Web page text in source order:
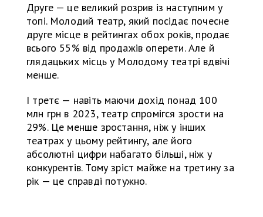
Друге — це великий розрив із наступним у
топі. Молодий театр, який посідає почесне
друге місце в рейтингах обох років, продає
всього 55% від продажів оперети. Але й
глядацьких місць у Молодому театрі вдвічі
менше.
І третє — навіть маючи дохід понад 100
млн грн в 2023, театр спромігся зрости на
29%. Це менше зростання, ніж у інших
театрах у цьому рейтингу, але його
абсолютні цифри набагато більші, ніж у
конкурентів. Тому зріст майже на третину за
рік — це справді потужно.